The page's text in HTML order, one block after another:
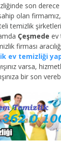
son
olan
temizlik
Çeşmede ev
firması
ev temizliği
varsa,
bir son